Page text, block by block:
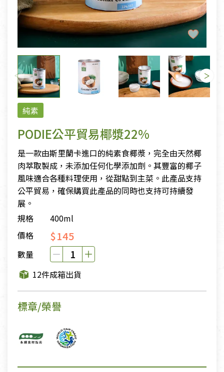
純素
PODIE公平貿易椰漿22%
是一款由斯里蘭卡進口的純素食椰漿，完全由天然椰
肉萃取製成，未添加任何化學添加劑。其豐富的椰子
風味適合各種料理使用，從甜點到主菜。此產品支持
公平貿易，確保購買此產品的同時也支持可持續發
展。
規格
400ml
價格
$145
數量
12件成箱出貨
標章/榮譽